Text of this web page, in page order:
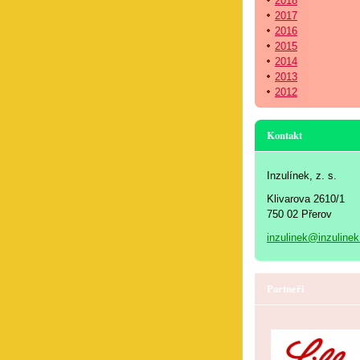
2017
2016
2015
2014
2013
2012
Kontakt
Inzulínek, z. s.
Klivarova 2610/1
750 02 Přerov
Partneři